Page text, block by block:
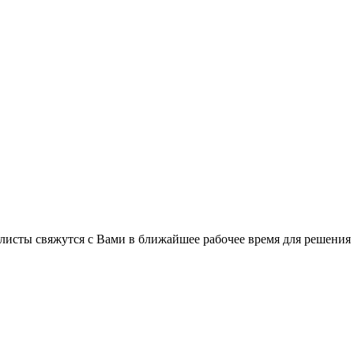
свяжутся с Вами в ближайшее рабочее время для